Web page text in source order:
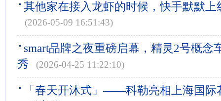
其他家在接入龙虾的时候，快手默默上
(2026-05-09 16:51:43)
smart品牌之夜重磅启幕，精灵2号概念
秀
(2026-04-25 11:22:10)
「春天开沐式」——科勒亮相上海国际